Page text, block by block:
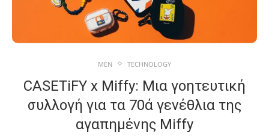
MEN TECHNOLOGY
CASETiFY x Miffy: Μια γοητευτική
συλλογή για τα 70ά γενέθλια της
αγαπημένης Miffy